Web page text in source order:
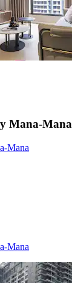
Mana-Mana
Mana
Mana